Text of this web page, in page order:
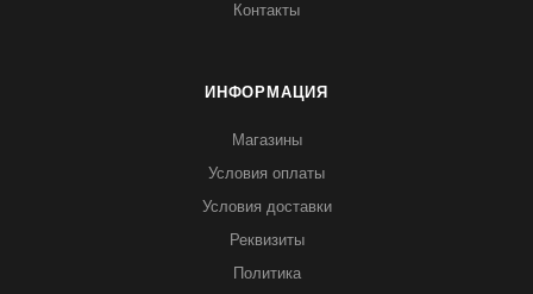
Контакты
ИНФОРМАЦИЯ
Магазины
Условия оплаты
Условия доставки
Реквизиты
Политика